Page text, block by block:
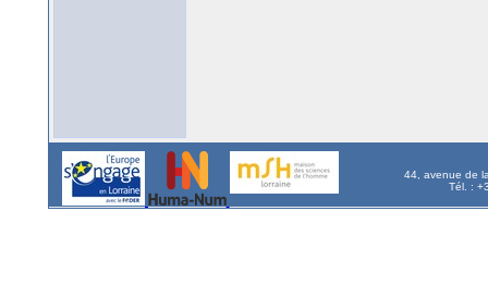
44, avenue de
Tél. :